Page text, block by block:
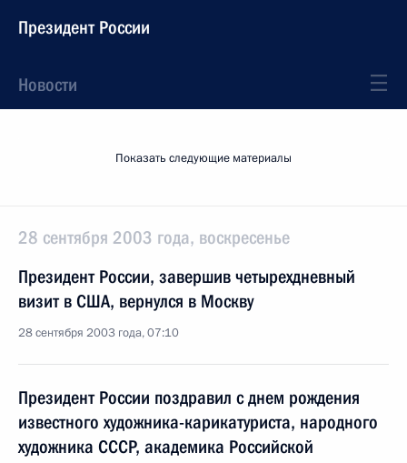
Президент России
Новости
Показать следующие материалы
28 сентября 2003 года, воскресенье
Президент России, завершив четырехдневный
визит в США, вернулся в Москву
28 сентября 2003 года, 07:10
Президент России поздравил с днем рождения
известного художника-карикатуриста, народного
художника СССР, академика Российской